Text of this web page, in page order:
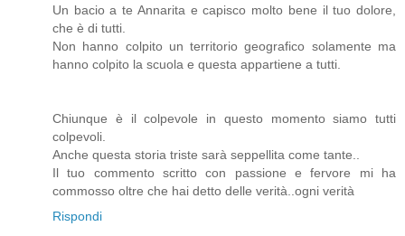
Un bacio a te Annarita e capisco molto bene il tuo dolore,
che è di tutti.
Non hanno colpito un territorio geografico solamente ma
hanno colpito la scuola e questa appartiene a tutti.
Chiunque è il colpevole in questo momento siamo tutti
colpevoli.
Anche questa storia triste sarà seppellita come tante..
Il tuo commento scritto con passione e fervore mi ha
commosso oltre che hai detto delle verità..ogni verità
Rispondi